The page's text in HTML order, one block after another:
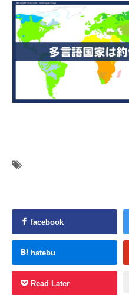
facebook
hatebu
Read Later